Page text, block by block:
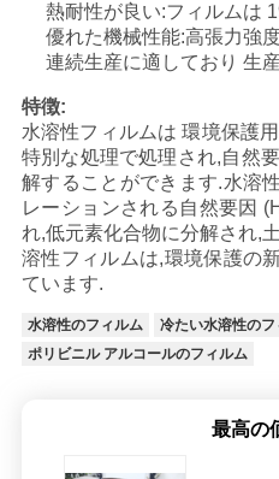
図
PRIVACY
POLICY
熱耐性が良い:フィルムは
優れた機械性能:高張力強
連続生産に適しており 生
特徴:
水溶性フィルムは 環境保護
特別な処理で処理され,自然
解することができます.水溶
レーションされる自然要因
れ,低元素化合物に分解され,
溶性フィルムは,環境保護の
ています.
水溶性のフィルム
冷たい水溶性のフ
ポリビニル アルコールのフィルム
最高の